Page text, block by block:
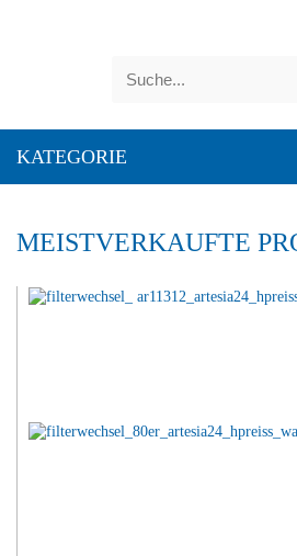
KATEGORIE
MEISTVERKAUFTE